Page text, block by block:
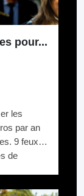
pour...
les
par an
9 feux
de